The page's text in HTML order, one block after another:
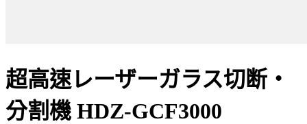
超高速レーザーガラス切断・
分割機 HDZ-GCF3000